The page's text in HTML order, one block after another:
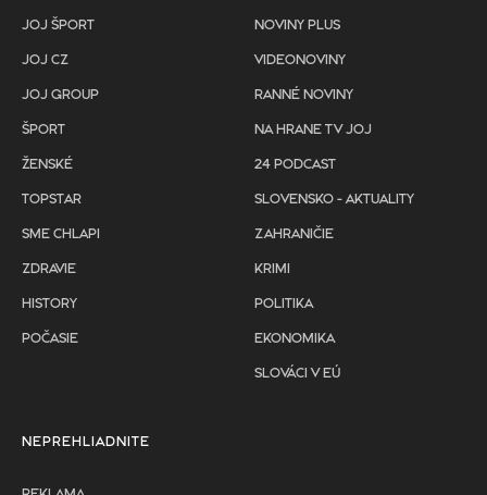
JOJ ŠPORT
JOJ CZ
JOJ GROUP
ŠPORT
ŽENSKÉ
TOPSTAR
SME CHLAPI
ZDRAVIE
HISTORY
POČASIE
NOVINY PLUS
VIDEONOVINY
RANNÉ NOVINY
NA HRANE TV JOJ
24 PODCAST
SLOVENSKO - AKTUALITY
ZAHRANIČIE
KRIMI
POLITIKA
EKONOMIKA
SLOVÁCI V EÚ
NEPREHLIADNITE